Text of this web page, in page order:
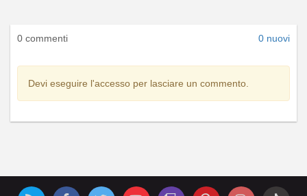
0 commenti 0 nuovi
Devi eseguire l'accesso per lasciare un commento.